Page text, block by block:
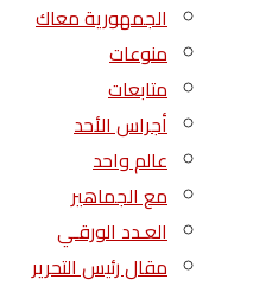
الجمهورية معاك
منوعات
متابعات
أجراس الأحد
عالم واحد
مع الجماهير
العـدد الورقـي
مقال رئيس التحرير